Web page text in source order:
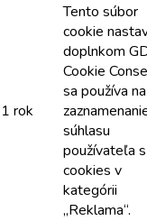
1 rok
Tento súbor
cookie
doplnkom
Cookie
sa používa na
súhlasu
používateľa s
cookies v
kategórii
„Reklama“.